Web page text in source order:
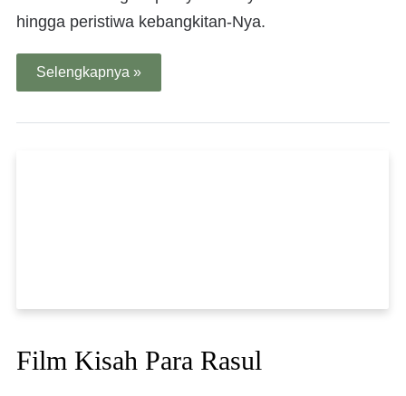
hingga peristiwa kebangkitan-Nya.
Selengkapnya »
Film Kisah Para Rasul